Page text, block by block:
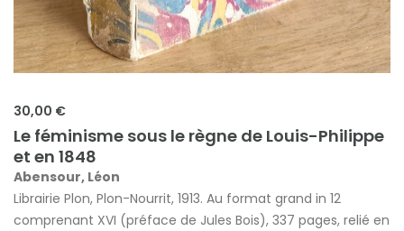
30,00 €
Le féminisme sous le règne de Louis-Philippe
et en 1848
Abensour, Léon
Librairie Plon, Plon-Nourrit, 1913. Au format grand in 12
comprenant XVI (préface de Jules Bois), 337 pages, relié en